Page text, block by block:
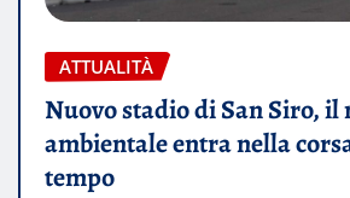
ATTUALITÀ
Nuovo stadio di San Siro, il
ambientale entra nella
tempo